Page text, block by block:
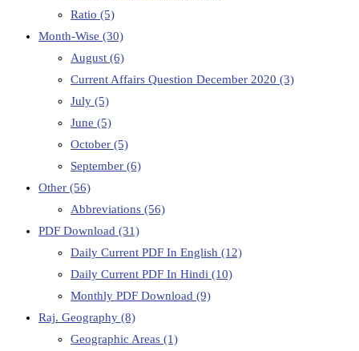
Ratio (5)
Month-Wise (30)
August (6)
Current Affairs Question December 2020 (3)
July (5)
June (5)
October (5)
September (6)
Other (56)
Abbreviations (56)
PDF Download (31)
Daily Current PDF In English (12)
Daily Current PDF In Hindi (10)
Monthly PDF Download (9)
Raj. Geography (8)
Geographic Areas (1)